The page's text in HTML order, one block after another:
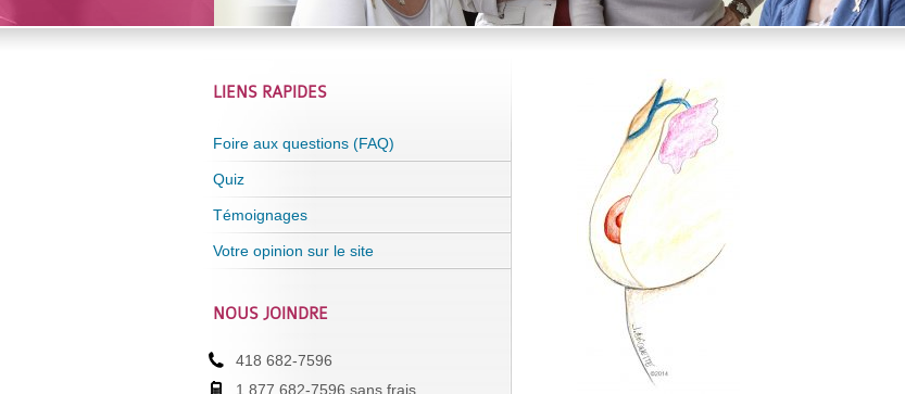
LIENS RAPIDES
Foire aux questions (FAQ)
Quiz
Témoignages
Votre opinion sur le site
NOUS JOINDRE
418 682-7596
1 877 682-7596 sans frais